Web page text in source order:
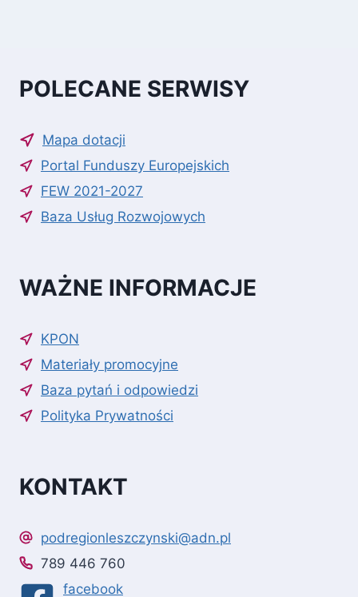
POLECANE SERWISY
Mapa dotacji
Portal Funduszy Europejskich
FEW 2021-2027
Baza Usług Rozwojowych
WAŻNE INFORMACJE
KPON
Materiały promocyjne
Baza pytań i odpowiedzi
Polityka Prywatności
KONTAKT
podregionleszczynski@adn.pl
789 446 760
facebook